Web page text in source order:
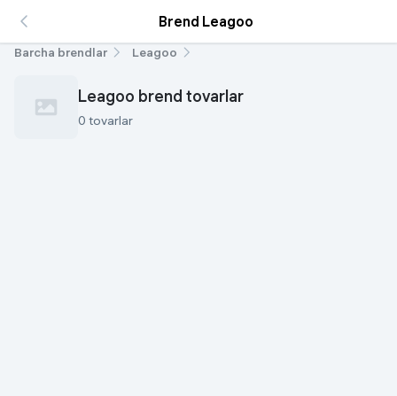
Brend Leagoo
Barcha brendlar Leagoo
Leagoo brend tovarlar
0 tovarlar